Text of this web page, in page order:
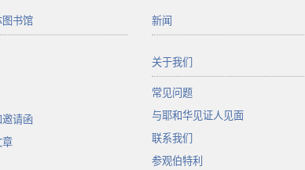
书馆
请函
新闻
关于我们
常见问题
与耶和华见证人见面
联系我们
参观伯特利